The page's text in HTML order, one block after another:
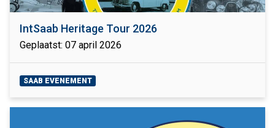
IntSaab Heritage Tour 2026
Geplaatst: 07 april 2026
SAAB EVENEMENT